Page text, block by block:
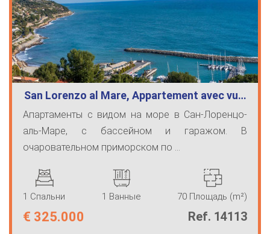
San Lorenzo al Mare, Appartement avec vu…
Апартаменты с видом на море в Сан-Лоренцо-
аль-Маре, с бассейном и гаражом. В
очаровательном приморском по ...
1 Спальни 1 Ванные 70 Площадь (m²)
€ 325.000 Ref. 14113